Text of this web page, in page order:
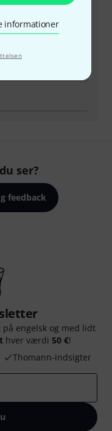
informationer
ser?
feedback
engelsk og med lidt
hver værdi 50 €!
Thomann-indsigter